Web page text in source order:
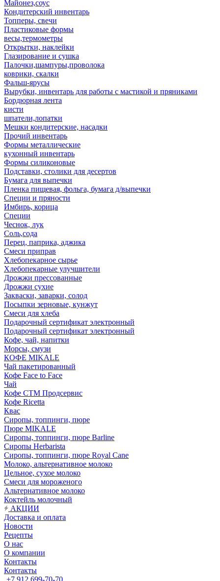
Майонез,соус
Кондитерский инвентарь
Топперы, свечи
Пластиковые формы
весы,термометры
Открытки, наклейки
Глазирование и сушка
Палочки,шампуры,проволока
коврики, скалки
Фальш-ярусы
Вырубки, инвентарь для работы с мастикой и пряниками
Бордюрная лента
кисти
шпатели,лопатки
Мешки кондитерские, насадки
Прочий инвентарь
Формы металлические
кухонный инвентарь
Формы силиконовые
Подставки, столики для десертов
Бумага для выпечки
Пленка пищевая, фольга, бумага д/выпечки
Специи и пряности
Имбирь, корица
Специи
Чеснок, лук
Соль,сода
Перец, паприка, аджика
Смеси приправ
Хлебопекарное сырье
Хлебопекарные улучшители
Дрожжи прессованные
Дрожжи сухие
Закваски, заварки, солод
Посыпки зерновые, кунжут
Смеси для хлеба
Подарочный сертификат электронный
Подарочный сертификат электронный
Кофе, чай, напитки
Морсы, смузи
КОФЕ MIKALE
Чай пакетированный
Кофе Face to Face
Чай
Кофе СТМ Продсервис
Кофе Ricetta
Квас
Сиропы, топпинги, пюре
Пюре MIKALE
Сиропы, топпинги, пюре Barline
Сиропы Herbarista
Сиропы, топпинги, пюре Royal Cane
Молоко, альтернативное молоко
Цельное, сухое молоко
Смеси для мороженого
Альтернативное молоко
Коктейль молочный
АКЦИИ
Доставка и оплата
Новости
Рецепты
О нас
О компании
Контакты
Контакты
+7 912 699-70-70